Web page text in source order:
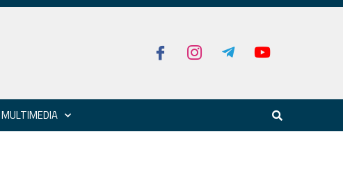
MULTIMEDIA